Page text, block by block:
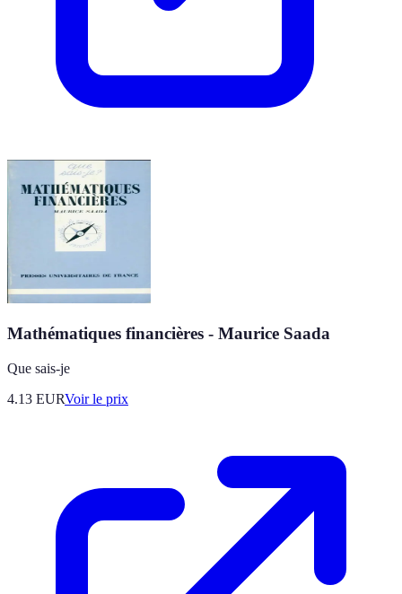
Mathématiques financières - Maurice Saada
Que sais-je
4.13 EURVoir le prix